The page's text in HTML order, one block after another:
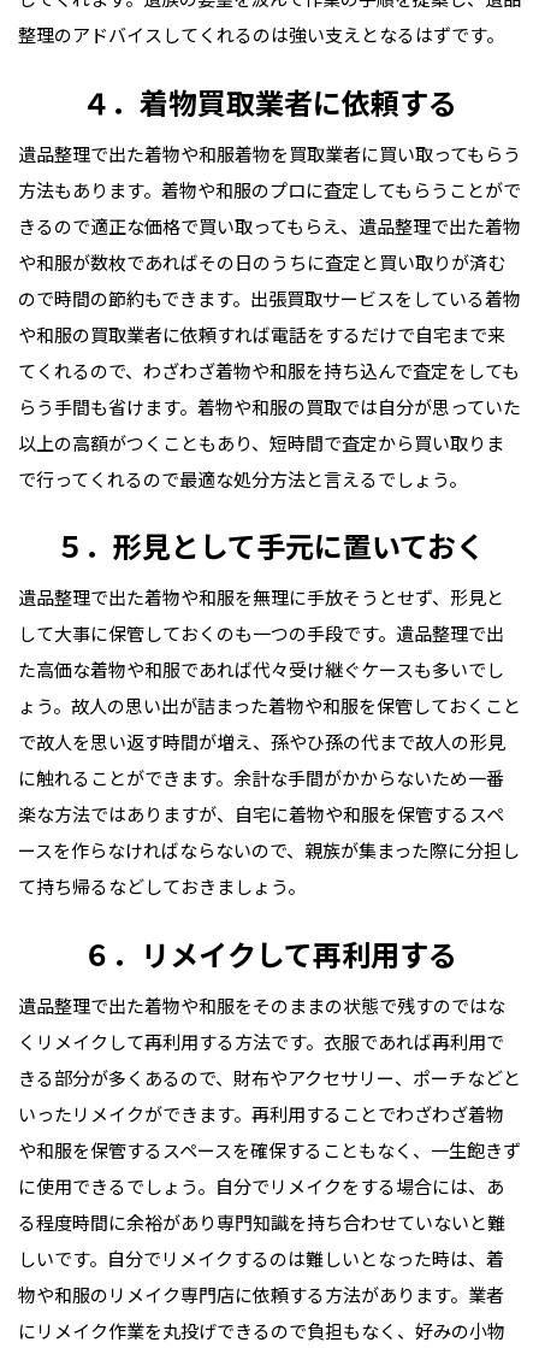
整理のアドバイスしてくれるのは強い支えとなるはずです。
４．着物買取業者に依頼する
遺品整理で出た着物や和服着物を買取業者に買い取ってもらう
方法もあります。着物や和服のプロに査定してもらうことがで
きるので適正な価格で買い取ってもらえ、遺品整理で出た着物
や和服が数枚であればその日のうちに査定と買い取りが済む
ので時間の節約もできます。出張買取サービスをしている着物
や和服の買取業者に依頼すれば電話をするだけで自宅まで来
てくれるので、わざわざ着物や和服を持ち込んで査定をしても
らう手間も省けます。着物や和服の買取では自分が思っていた
以上の高額がつくこともあり、短時間で査定から買い取りま
で行ってくれるので最適な処分方法と言えるでしょう。
５．形見として手元に置いておく
遺品整理で出た着物や和服を無理に手放そうとせず、形見と
して大事に保管しておくのも一つの手段です。遺品整理で出
た高価な着物や和服であれば代々受け継ぐケースも多いでし
ょう。故人の思い出が詰まった着物や和服を保管しておくこと
で故人を思い返す時間が増え、孫やひ孫の代まで故人の形見
に触れることができます。余計な手間がかからないため一番
楽な方法ではありますが、自宅に着物や和服を保管するスペ
ースを作らなければならないので、親族が集まった際に分担し
て持ち帰るなどしておきましょう。
６．リメイクして再利用する
遺品整理で出た着物や和服をそのままの状態で残すのではな
くリメイクして再利用する方法です。衣服であれば再利用で
きる部分が多くあるので、財布やアクセサリー、ポーチなどと
いったリメイクができます。再利用することでわざわざ着物
や和服を保管するスペースを確保することもなく、一生飽きず
に使用できるでしょう。自分でリメイクをする場合には、あ
る程度時間に余裕があり専門知識を持ち合わせていないと難
しいです。自分でリメイクするのは難しいとなった時は、着
物や和服のリメイク専門店に依頼する方法があります。業者
にリメイク作業を丸投げできるので負担もなく、好みの小物